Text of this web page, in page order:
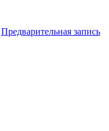
Предварительная запись